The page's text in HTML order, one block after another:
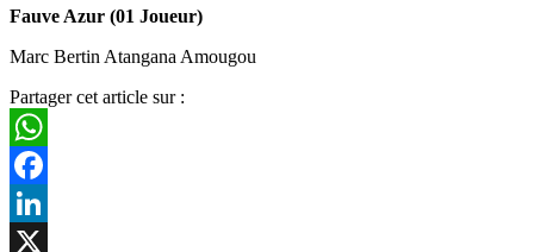
Fauve Azur (01 Joueur)
Marc Bertin Atangana Amougou
Partager cet article sur :
WhatsApp
Facebook
LinkedIn